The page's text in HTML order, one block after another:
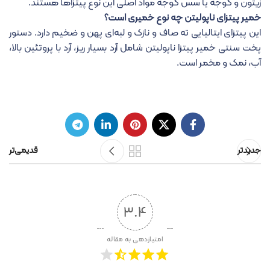
خمیرپیتزای ناپولیتن چه نوع خمیری است؟
این پیتزای ایتالیایی ته صاف و نازک و لبه‌ای پهن و ضخیم دارد. دستور
پخت سنتی خمیر پیتزا ناپولیتن شامل آرد بسیار ریز، آرد با پروتئین بالا،
آب، نمک و مخمر است.
جدیدتر قدیمی‌تر
3.4
امتیازدهی به مقاله